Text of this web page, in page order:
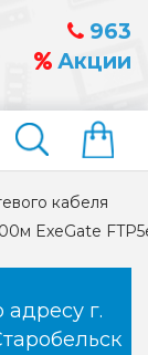
963
Акции
Найти
кабеля
ExeGate
г.